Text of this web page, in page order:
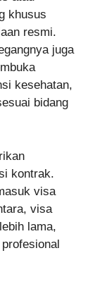
khusus
resmi.
juga
kesehatan,
bidang
kontrak.
visa
visa
lama,